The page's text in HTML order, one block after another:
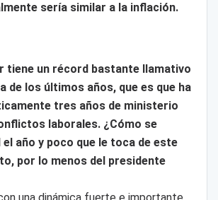
sería similar a la inflación.
tiene un récord bastante llamativo
de los últimos años, que es que ha
tres años de ministerio
laborales. ¿Cómo se
año y poco que le toca de este
por lo menos del presidente